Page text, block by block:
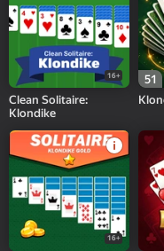
16+
Clean Solitaire:
Klondike
51
16+